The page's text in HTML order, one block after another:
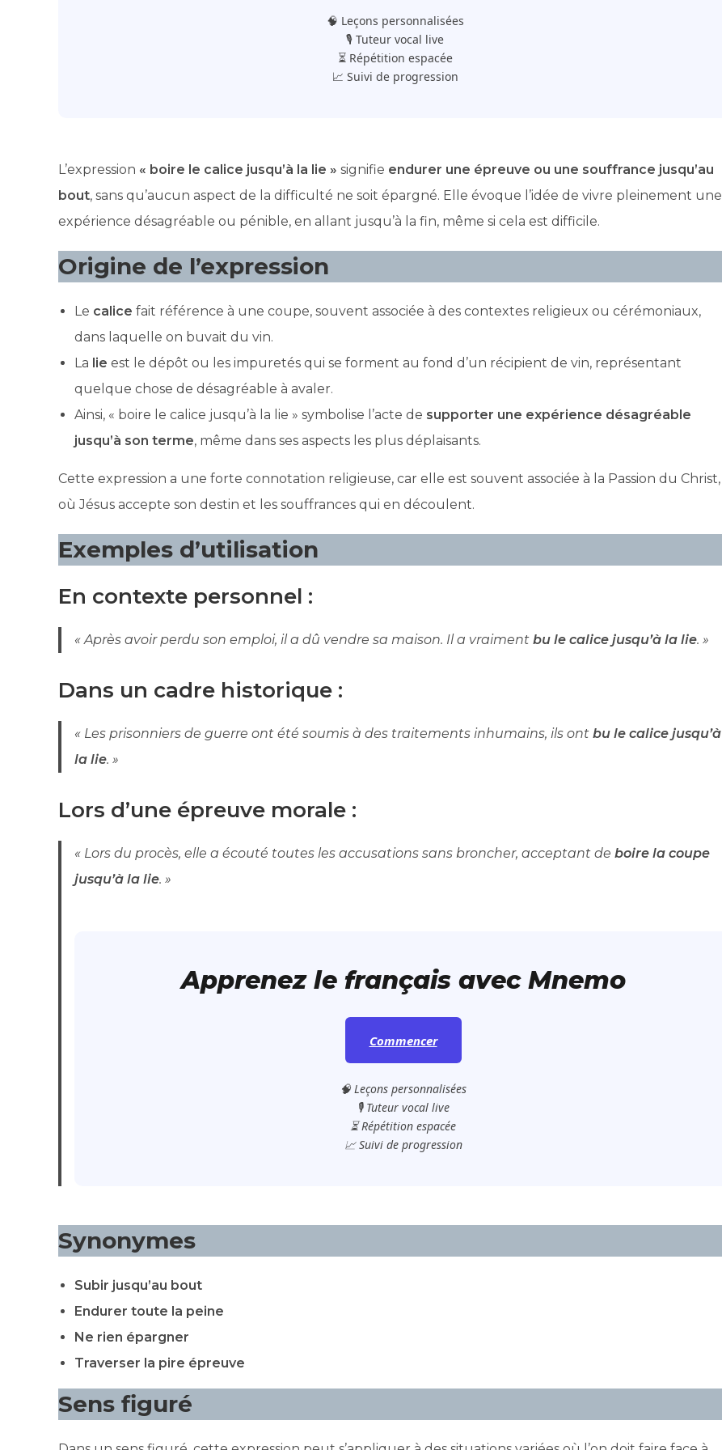
🧠 Leçons personnalisées
🎙️ Tuteur vocal live
⏳ Répétition espacée
📈 Suivi de progression
L’expression « boire le calice jusqu’à la lie » signifie endurer une épreuve ou une souffrance jusqu’au
bout, sans qu’aucun aspect de la difficulté ne soit épargné. Elle évoque l’idée de vivre pleinement une
expérience désagréable ou pénible, en allant jusqu’à la fin, même si cela est difficile.
Origine de l’expression
Le calice fait référence à une coupe, souvent associée à des contextes religieux ou cérémoniaux,
dans laquelle on buvait du vin.
La lie est le dépôt ou les impuretés qui se forment au fond d’un récipient de vin, représentant
quelque chose de désagréable à avaler.
Ainsi, « boire le calice jusqu’à la lie » symbolise l’acte de supporter une expérience désagréable
jusqu’à son terme, même dans ses aspects les plus déplaisants.
Cette expression a une forte connotation religieuse, car elle est souvent associée à la Passion du Christ,
où Jésus accepte son destin et les souffrances qui en découlent.
Exemples d’utilisation
En contexte personnel :
« Après avoir perdu son emploi, il a dû vendre sa maison. Il a vraiment bu le calice jusqu’à la lie. »
Dans un cadre historique :
« Les prisonniers de guerre ont été soumis à des traitements inhumains, ils ont bu le calice jusqu’à
la lie. »
Lors d’une épreuve morale :
« Lors du procès, elle a écouté toutes les accusations sans broncher, acceptant de boire la coupe
jusqu’à la lie. »
Apprenez le français avec Mnemo
Commencer
🧠 Leçons personnalisées
🎙️ Tuteur vocal live
⏳ Répétition espacée
📈 Suivi de progression
Synonymes
Subir jusqu’au bout
Endurer toute la peine
Ne rien épargner
Traverser la pire épreuve
Sens figuré